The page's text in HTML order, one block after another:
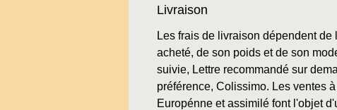
Livraison
Les frais de livraison dépendent de
acheté, de son poids et de son
suivie, Lettre recommandé sur
préférence, Colissimo. Les ventes
Europénne et assimilé font l'objet